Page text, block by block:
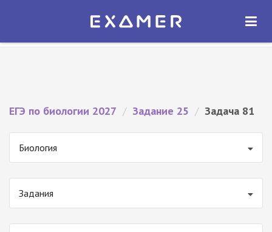
Экзамер — ЕГЭ 2027
ОТКРЫТЬ
ЕГЭ по биологии 2027 / Задание 25 / Задача 81
Биология
Задания